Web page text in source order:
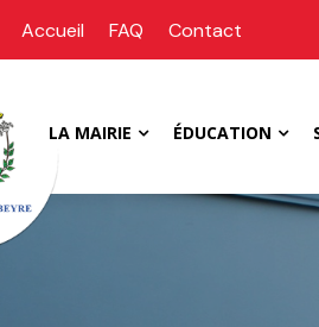
Accueil FAQ Contact
LA MAIRIE ÉDUCATION